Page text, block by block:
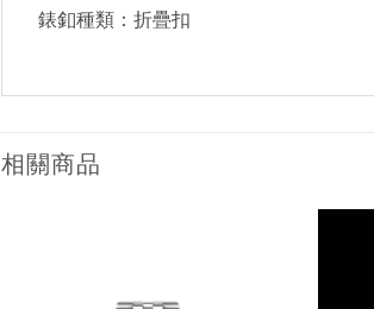
錶釦種類：折疊扣
相關商品